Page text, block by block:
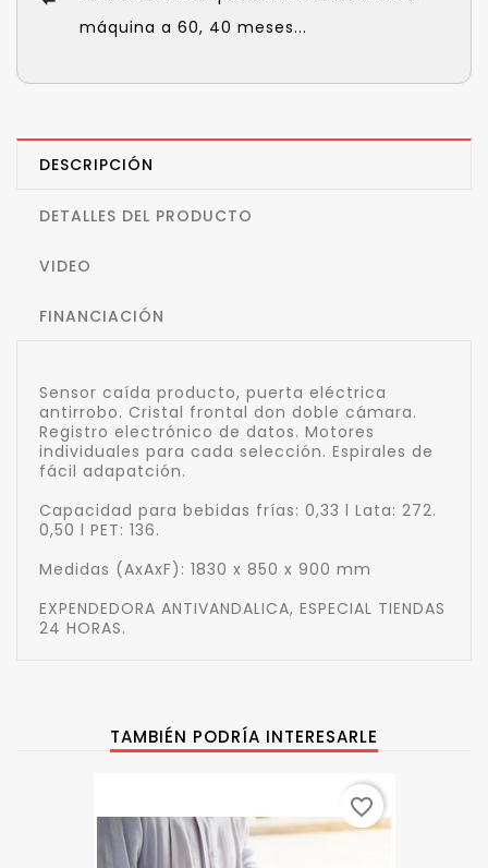
máquina a 60, 40 meses...
DESCRIPCIÓN
DETALLES DEL PRODUCTO
VIDEO
FINANCIACIÓN
Sensor caída producto, puerta eléctrica
antirrobo. Cristal frontal don doble cámara.
Registro electrónico de datos. Motores
individuales para cada selección. Espirales de
fácil adapatción.
Capacidad para bebidas frías: 0,33 l Lata: 272.
0,50 l PET: 136.
Medidas (AxAxF): 1830 x 850 x 900 mm
EXPENDEDORA ANTIVANDALICA, ESPECIAL TIENDAS
24 HORAS.
TAMBIÉN PODRÍA INTERESARLE
favorite_border